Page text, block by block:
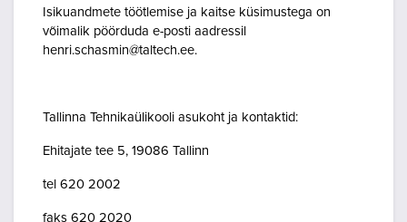
Isikuandmete töötlemise ja kaitse küsimustega on
võimalik pöörduda e-posti aadressil
henri.schasmin@taltech.ee.
Tallinna Tehnikaülikooli asukoht ja kontaktid:
Ehitajate tee 5, 19086 Tallinn
tel 620 2002
faks 620 2020